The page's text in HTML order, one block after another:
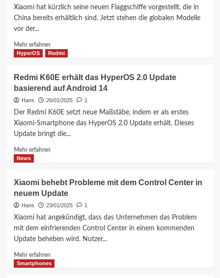
Update
HyperOS
da!
Xiaomi hat kürzlich seine neuen Flaggschiffe vorgestellt, die in
China bereits erhältlich sind. Jetzt stehen die globalen Modelle
vor der...
Mehr erfahrenMehr
Informationen
15:
Globale
Markteinführung
und
HyperOS Redmi
Redmi K60E erhält das HyperOS 2.0 Update
basierend auf Android 14
Hans 26/01/2025 1
Der Redmi K60E setzt neue Maßstäbe, indem er als erstes
Xiaomi-Smartphone das HyperOS 2.0 Update erhält. Dieses
Update bringt die...
Mehr erfahrenMehr
K60E
erhält
das
HyperOS
2.0
Update
basierend
Android
14
News
Xiaomi behebt Probleme mit dem Control Center in
neuem Update
Hans 23/01/2025 1
Xiaomi hat angekündigt, dass das Unternehmen das Problem
mit dem einfrierenden Control Center in einem kommenden
Update beheben wird. Nutzer...
Mehr erfahrenMehr
Informationen
Smartphones